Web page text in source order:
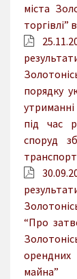
міста
торгівлі”
порядку
під час
споруд
“Про
орендних
майна”